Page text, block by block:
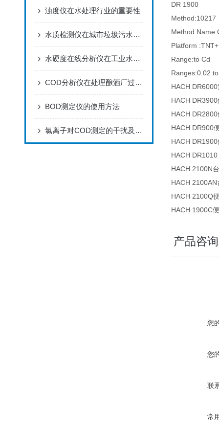
浊度仪在水处理行业的重要性
水质检测仪在城市垃圾污水处理中的应用
水硬度在线分析仪在工业水处理中的应用
COD分析仪在处理酿酒厂过程用水中的应用
BOD测定仪的使用方法
氯离子对COD测定的干扰及消除方法
DR 1900
Method:10217
Method
Platform :TNT+
Range:to Cd
Ranges:0.02
HACH
HACH
HACH
HACH DR900
HACH
HACH
HACH 2100N
HACH
HACH 2100Q
HACH 1900C
产品咨询
您
您
联
常